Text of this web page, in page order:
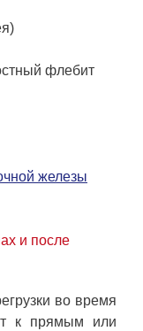
флебит
железы
и после
во время
к прямым или